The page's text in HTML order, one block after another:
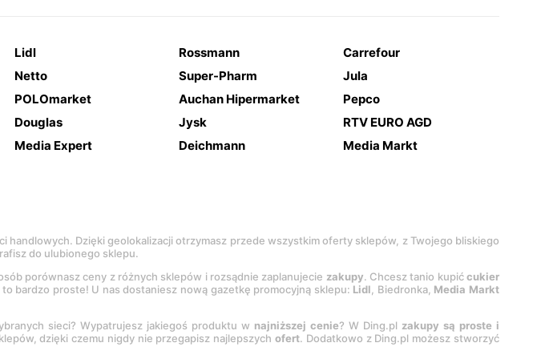
Lidl Rossmann
Carrefour
Netto Super-Pharm
Jula
POLOmarket Auchan Hipermarket
Pepco
Douglas Jysk
RTV EURO AGD
Media Expert Deichmann Media Markt
handlowych. Dzięki geolokalizacji otrzymasz przede wszystkim oferty sklepów, z Twojego bliskiego
do ulubionego sklepu.
porównasz ceny z różnych sklepów i rozsądnie zaplanujecie zakupy. Chcesz tanio kupićcukier
bardzo proste! U nas dostaniesz nową gazetkę promocyjną sklepu: Lidl, Biedronka, Media Markt
sieci? Wypatrujesz jakiegoś produktu w najniższej cenie? W Ding.pl zakupy są proste i
dzięki czemu nigdy nie przegapisz najlepszychofert. Dodatkowo z Ding.pl możesz stworzyć